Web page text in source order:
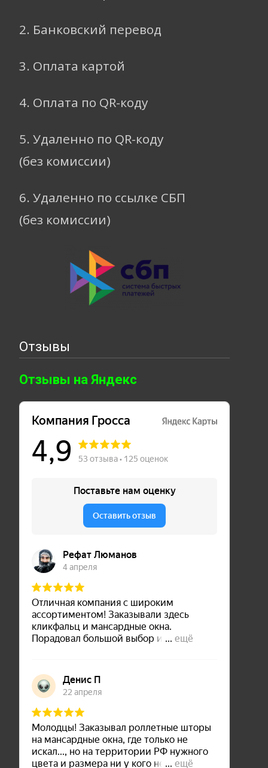
2. Банковский перевод
3. Оплата картой
4. Оплата по QR-коду
5. Удаленно по QR-коду
(без комиссии)
6. Удаленно по ссылке СБП
(без комиссии)
Отзывы
Отзывы на Яндекс